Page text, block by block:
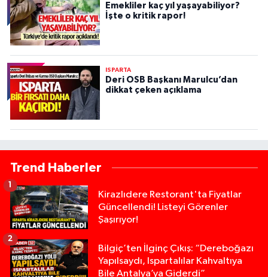
Emekliler kaç yıl yaşayabiliyor?
İşte o kritik rapor!
ISPARTA
Deri OSB Başkanı Marulcu’dan
dikkat çeken açıklama
Trend Haberler
Kirazlıdere Restorant'ta Fiyatlar
Güncellendi! Listeyi Görenler
Şaşırıyor!
Bilgiç’ten İlginç Çıkış: “Dereboğazı
Yapılsaydı, Ispartalılar Kahvaltıya
Bile Antalya’ya Giderdi”
2